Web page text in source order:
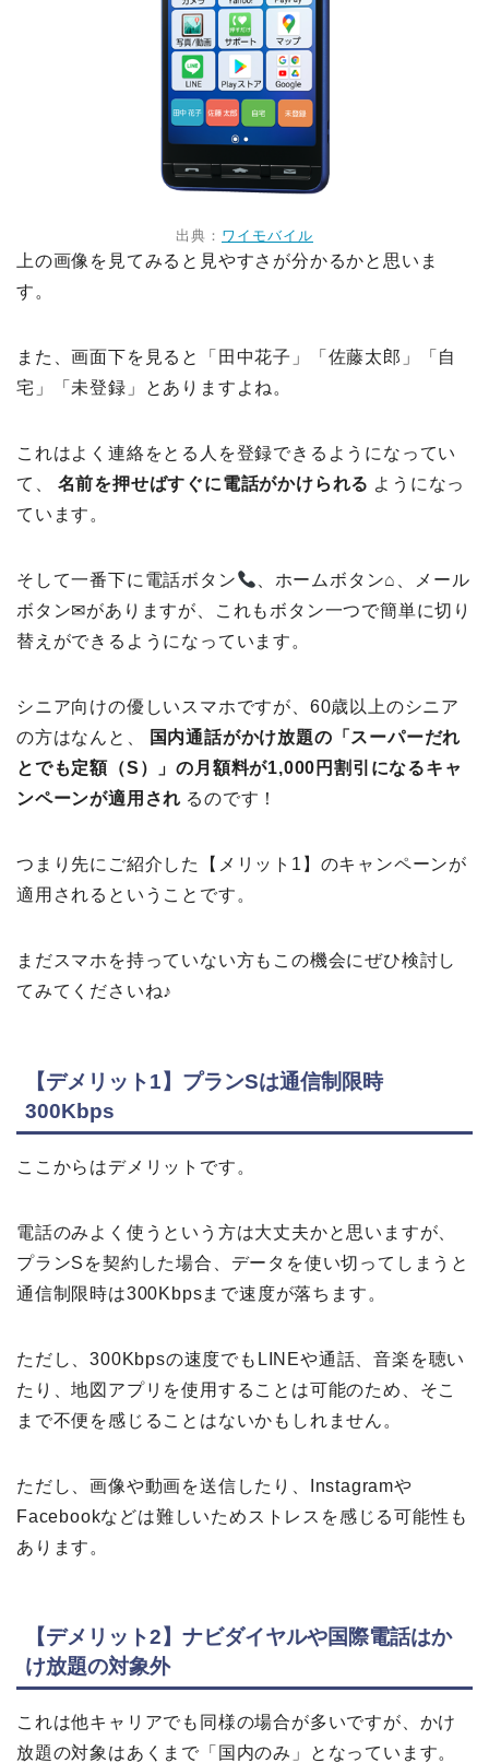
出典： ワイモバイル
上の画像を見てみると見やすさが分かるかと思いま
す。
また、画面下を見ると「田中花子」「佐藤太郎」「自
宅」「未登録」とありますよね。
これはよく連絡をとる人を登録できるようになってい
て、
名前を押せばすぐに電話がかけられる ようになっ
ています。
そして一番下に電話ボタン
、ホームボタン⌂、メール
ボタン✉がありますが、これもボタン一つで簡単に切り
替えができるようになっています。
シニア向けの優しいスマホですが、60歳以上のシニア
の方はなんと、
国内通話がかけ放題の「スーパーだれ
とでも定額（S）」の月額料が1,000円割引になるキャ
ンペーンが適用され るのです！
つまり先にご紹介した【メリット1】のキャンペーンが
適用されるということです。
まだスマホを持っていない方もこの機会にぜひ検討し
てみてくださいね♪
【デメリット1】プランSは通信制限時
300Kbps
ここからはデメリットです。
電話のみよく使うという方は大丈夫かと思いますが、
プランSを契約した場合、データを使い切ってしまうと
通信制限時は300Kbpsまで速度が落ちます。
ただし、300Kbpsの速度でもLINEや通話、音楽を聴い
たり、地図アプリを使用することは可能のため、そこ
まで不便を感じることはないかもしれません。
ただし、画像や動画を送信したり、Instagramや
Facebookなどは難しいためストレスを感じる可能性も
あります。
【デメリット2】ナビダイヤルや国際電話はか
け放題の対象外
これは他キャリアでも同様の場合が多いですが、かけ
放題の対象はあくまで「国内のみ」となっています。